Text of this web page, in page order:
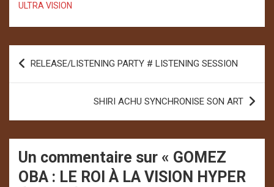
ULTRA VISION
Navigation
de
RELEASE/LISTENING PARTY # LISTENING SESSION
SHIRI ACHU SYNCHRONISE SON ART
Un commentaire sur « GOMEZ
OBA : LE ROI À LA VISION HYPER